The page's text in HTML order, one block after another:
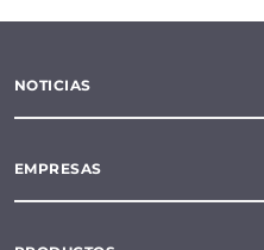
NOTICIAS
EMPRESAS